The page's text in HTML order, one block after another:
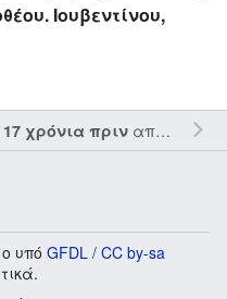
Ιουβεντίνου,
χρόνια πριναπό τον την
υπό GFDL / CC by-sa